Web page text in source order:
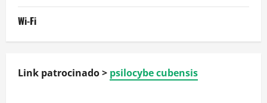
Wi-Fi
Link patrocinado > psilocybe cubensis